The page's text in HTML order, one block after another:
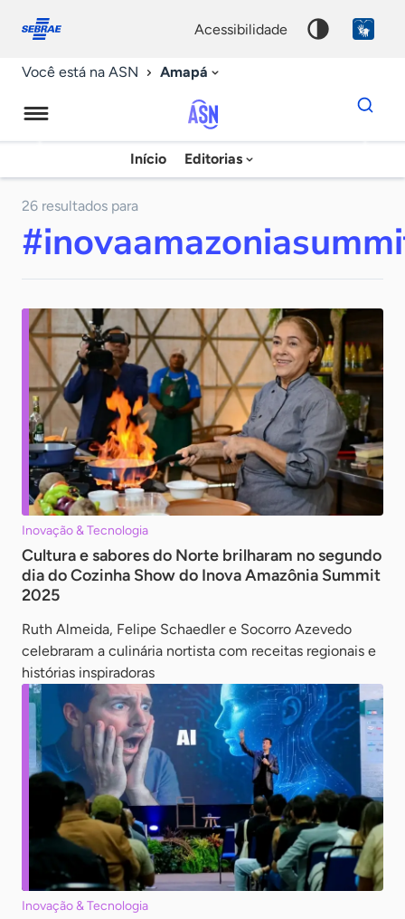
conosco
acessibilidade
Você está na ASN Amapá
Agência
Sebrae
Notícias
Início Editorias
Dados
para
chave
26 resultados para
Inovação & Tecnologia
Cultura e sabores do Norte brilharam no segundo
dia do Cozinha Show do Inova Amazônia Summit
2025
Ruth Almeida, Felipe Schaedler e Socorro Azevedo
celebraram a culinária nortista com receitas regionais e
histórias inspiradoras
Inovação & Tecnologia